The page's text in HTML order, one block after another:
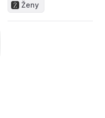
Ženy